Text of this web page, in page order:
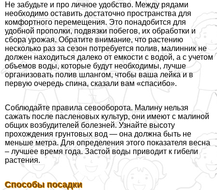
Не забудьте и про личное удобство. Между рядами
необходимо оставить достаточно прострaнcтва для
комфортного перемещения. Это понадобится для
удобной прополки, подвязки побегов, их обработки и
сбора урожая. Обратите внимание, что растению
несколько раз за сезон потребуется полив, малинник не
должен находиться далеко от емкости с водой, а с учетом
объемов воды, которые будут необходимы, лучше
организовать полив шлангом, чтобы ваша лейка и в
первую очередь спина, сказали вам «спасибо».
Соблюдайте правила севооборота. Малину нельзя
сажать после пасленовых культур, они имеют с малиной
общих возбудителей болезней. Узнайте высоту
прохождения грунтовых вод — она должна быть не
меньше метра. Для определения этого показателя весна
– лучшее время года. Застой воды приводит к гибели
растения.
Способы посадки